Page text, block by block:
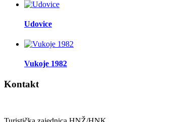
Udovice
Vukoje 1982
Kontakt